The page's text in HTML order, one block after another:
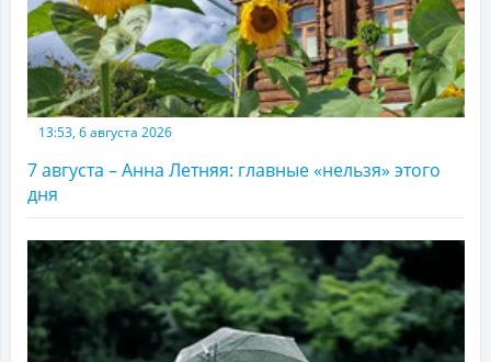
13:53, 6 августа 2026
7 августа – Анна Летняя: главные «нельзя» этого
дня